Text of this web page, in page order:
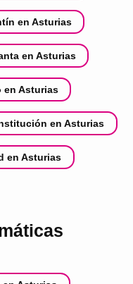
en Asturias
en Asturias
en Asturias
en Asturias
en Asturias